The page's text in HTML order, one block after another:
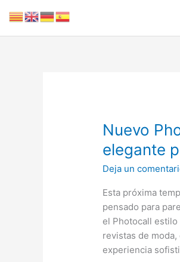
contenido
Nuevo
elegante
Deja un
Esta próxima
pensado para
el Photocall
revistas de
experiencia
Nuevo
Revista
Vogue:
tendencia
más
elegante
para
bodas